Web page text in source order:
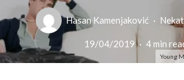
Young
Hasan Kamenjaković ·
19/04/2019 · 4 min